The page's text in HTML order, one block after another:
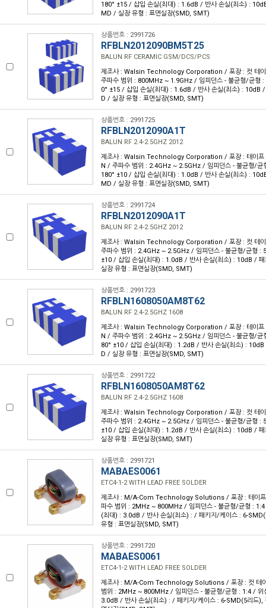
180° ±15 / 삽입 손실(최대) : 1.6dB / 반사 손실(최소) :
MD / 실장 유형 : 표면실장(SMD, SMT)
상품번호 : 2991726
RFBLN2012090BM5T25
BALUN RF CERAMIC GSM/DCS/PCS
제조사 : Walsin Technology Corporation / 포장 : 컷 테
주파수 범위 : 800MHz ~ 1.9GHz / 임피던스 - 불균형/균형
0° ±15 / 삽입 손실(최대) : 1.6dB / 반사 손실(최소) : 10dB
D / 실장 유형 : 표면실장(SMD, SMT)
상품번호 : 2991725
RFBLN2012090A1T
BALUN RF 2.4-2.5GHZ 2012
제조사 : Walsin Technology Corporation / 포장 : 테이프
N / 주파수 범위 : 2.4GHz ~ 2.5GHz / 임피던스 - 불균형/
180° ±10 / 삽입 손실(최대) : 1.0dB / 반사 손실(최소) :
MD / 실장 유형 : 표면실장(SMD, SMT)
상품번호 : 2991724
RFBLN2012090A1T
BALUN RF 2.4-2.5GHZ 2012
제조사 : Walsin Technology Corporation / 포장 : 컷 테
주파수 범위 : 2.4GHz ~ 2.5GHz / 임피던스 - 불균형/균형 :
±10 / 삽입 손실(최대) : 1.0dB / 반사 손실(최소) : 10dB /
실장 유형 : 표면실장(SMD, SMT)
상품번호 : 2991723
RFBLN1608050AM8T62
BALUN RF 2.4-2.5GHZ 1608
제조사 : Walsin Technology Corporation / 포장 : 테이프
N / 주파수 범위 : 2.4GHz ~ 2.5GHz / 임피던스 - 불균형/
80° ±10 / 삽입 손실(최대) : 1.2dB / 반사 손실(최소) :
D / 실장 유형 : 표면실장(SMD, SMT)
상품번호 : 2991722
RFBLN1608050AM8T62
BALUN RF 2.4-2.5GHZ 1608
제조사 : Walsin Technology Corporation / 포장 : 컷 테
주파수 범위 : 2.4GHz ~ 2.5GHz / 임피던스 - 불균형/균형 :
±10 / 삽입 손실(최대) : 1.2dB / 반사 손실(최소) : 10dB /
실장 유형 : 표면실장(SMD, SMT)
상품번호 : 2991721
MABAES0061
ETC4-1-2 WITH LEAD FREE SOLDER
제조사 : M/A-Com Technology Solutions / 포장 : 테이
파수 범위 : 2MHz ~ 800MHz / 임피던스 - 불균형/균형 :
(최대) : 3.0dB / 반사 손실(최소) : / 패키지/케이스 : 6-
유형 : 표면실장(SMD, SMT)
상품번호 : 2991720
MABAES0061
ETC4-1-2 WITH LEAD FREE SOLDER
제조사 : M/A-Com Technology Solutions / 포장 : 컷 테
범위 : 2MHz ~ 800MHz / 임피던스 - 불균형/균형 : 1:4 / 위
3.0dB / 반사 손실(최소) : / 패키지/케이스 : 6-SMD(5리드),